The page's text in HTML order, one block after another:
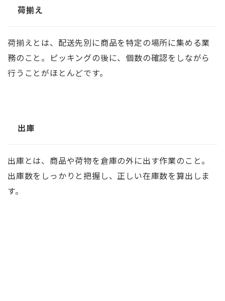
荷揃え
荷揃えとは、配送先別に商品を特定の場所に集める業
務のこと。ピッキングの後に、個数の確認をしながら
行うことがほとんどです。
出庫
出庫とは、商品や荷物を倉庫の外に出す作業のこと。
出庫数をしっかりと把握し、正しい在庫数を算出しま
す。